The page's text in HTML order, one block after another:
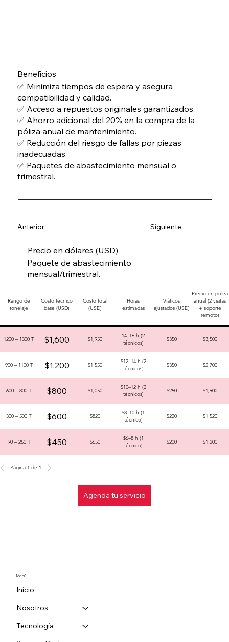
Beneficios
✅ Minimiza tiempos de espera y asegura
compatibilidad y calidad.
✅ Acceso a repuestos originales garantizados.
✅ Ahorro adicional del 20% en la compra de la
póliza anual de mantenimiento.
✅ Reducción del riesgo de fallas por piezas
inadecuadas.
✅ Paquetes de abastecimiento mensual o
trimestral.
Precio en dólares (USD)
Paquete de abastecimiento
mensual/trimestral.
Rango de
tonelaje
Costo técnico
base (USD)
Costo total
(USD)
Horas
estimadas
Viáticos
ajustados (USD)
Precio en póliza
anual (2 visitas
+ soporte
remoto)
1200 – 1300 T $1,600 $1,950
14–16 h (2
técnicos)
$350 $3,500
900 – 1100 T $1,200 $1,550
$12–14 h (2
técnicos)
$350 $2,700
600 – 800 T $800 $1,050
$10–12 h (2
técnicos)
$250 $1,900
300 – 500 T $600 $820
$8–10 h (1
técnico)
$220 $1,520
90 – 250 T $450 $650
$6–8 h (1
técnico)
$200 $1,200
Página 1 de 1
Agenda tu servicio
Anterior Siguiente
Inicio
Nosotros
Tecnología
Menú